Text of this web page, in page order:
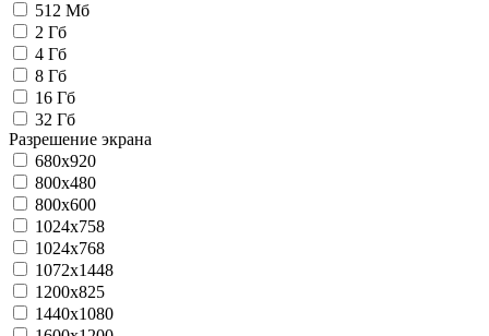
512 Мб
2 Гб
4 Гб
8 Гб
16 Гб
32 Гб
Разрешение экрана
680x920
800x480
800x600
1024x758
1024x768
1072x1448
1200x825
1440x1080